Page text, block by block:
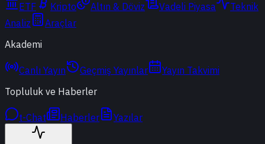
ETF
Kripto Altın & Döviz Vadeli Piyasa
Teknik
Analiz
Araçlar
Akademi
Canlı Yayın Geçmiş Yayınlar
Yayın Takvimi
Topluluk ve Haberler
t-Chat Haberler Yazılar